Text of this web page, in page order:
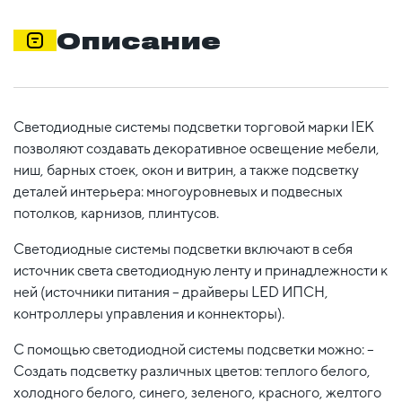
Описание
Светодиодные системы подсветки торговой марки IEK
позволяют создавать декоративное освещение мебели,
ниш, барных стоек, окон и витрин, а также подсветку
деталей интерьера: многоуровневых и подвесных
потолков, карнизов, плинтусов.
Светодиодные системы подсветки включают в себя
источник света светодиодную ленту и принадлежности к
ней (источники питания – драйверы LED ИПСН,
контроллеры управления и коннекторы).
С помощью светодиодной системы подсветки можно: –
Создать подсветку различных цветов: теплого белого,
холодного белого, синего, зеленого, красного, желтого